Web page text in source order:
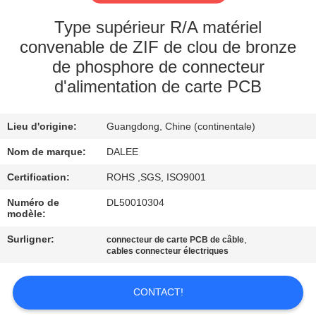
VISITE
D'USINE
CONTRÔLE
QUALITÉ
CONTACTEZ-
NOUS
DEMANDEZ
UNE
CITATION
Type supérieur R/A matériel
convenable de ZIF de clou de bronze
de phosphore de connecteur
d'alimentation de carte PCB
Lieu d'origine: Guangdong, Chine (continentale)
Nom de marque: DALEE
Certification: ROHS ,SGS, ISO9001
Numéro de
modèle:
DL50010304
Surligner: connecteur de carte PCB de câble,
cables connecteur électriques
CONTACT!